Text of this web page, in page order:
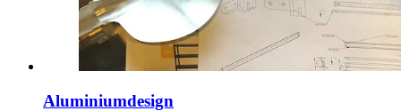
Aluminiumdesign